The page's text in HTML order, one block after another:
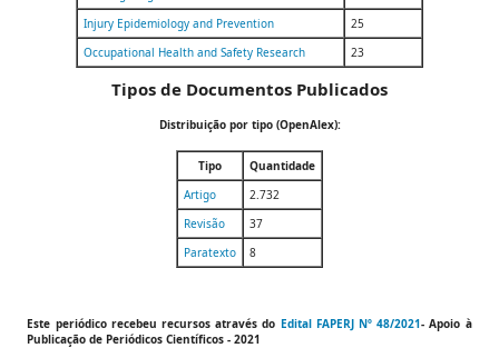
Injury Epidemiology and Prevention
25
Occupational Health and Safety Research
23
Tipos de Documentos Publicados
Distribuição por tipo (OpenAlex):
Tipo
Quantidade
Artigo
2.732
Revisão
37
Paratexto
8
Este periódico recebeu recursos através do Edital FAPERJ Nº 48/2021- Apoio à
Publicação de Periódicos Científicos - 2021